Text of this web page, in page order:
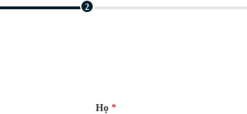
2
Họ *